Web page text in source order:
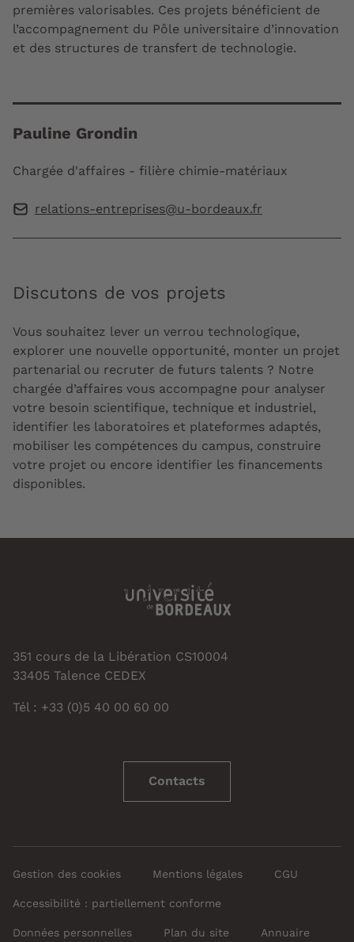
premières valorisables. Ces projets bénéficient de
l’accompagnement du Pôle universitaire d’innovation
et des structures de transfert de technologie.
Pauline Grondin
Chargée d'affaires - filière chimie-matériaux
relations-entreprises@u-bordeaux.fr
Discutons de vos projets
Vous souhaitez lever un verrou technologique,
explorer une nouvelle opportunité, monter un projet
partenarial ou recruter de futurs talents ? Notre
chargée d’affaires vous accompagne pour analyser
votre besoin scientifique, technique et industriel,
identifier les laboratoires et plateformes adaptés,
mobiliser les compétences du campus, construire
votre projet ou encore identifier les financements
disponibles.
351 cours de la Libération CS10004
33405 Talence CEDEX
Tél : +33 (0)5 40 00 60 00
Contacts
Gestion des cookies Mentions légales CGU
Accessibilité : partiellement conforme
Données personnelles Plan du site Annuaire